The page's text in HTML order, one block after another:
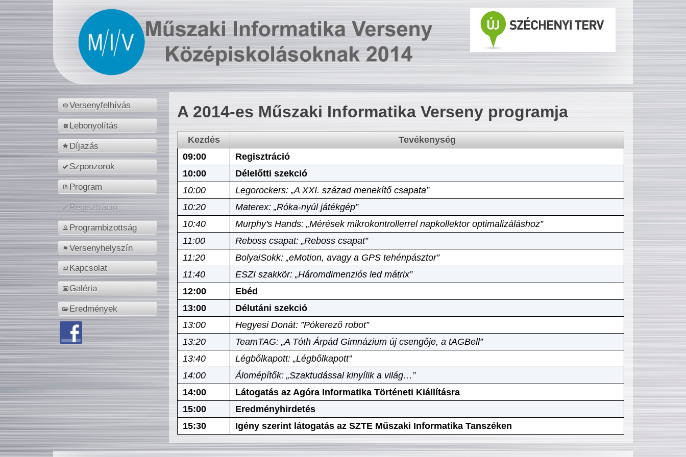
Versenyfelhívás
Lebonyolítás
Díjazás
Szponzorok
Program
Regisztráció
Programbizottság
Versenyhelyszín
Kapcsolat
Galéria
Eredmények
A 2014-es Műszaki Informatika Verseny programja
Kezdés
Tevékenység
09:00
Regisztráció
10:00
Délelőtti szekció
10:00
Legorockers: „A XXI. század menekítő csapata”
10:20
Materex: „Róka-nyúl játékgép”
10:40
Murphy's Hands: „Mérések mikrokontrollerrel napkollektor optimalizáláshoz”
11:00
Reboss csapat: „Reboss csapat”
11:20
BolyaiSokk: „eMotion, avagy a GPS tehénpásztor”
11:40
ESZI szakkör: „Háromdimenziós led mátrix”
12:00
Ebéd
13:00
Délutáni szekció
13:00
Hegyesi Donát: ”Pókerező robot”
13:20
TeamTAG: „A Tóth Árpád Gimnázium új csengője, a tAGBell”
13:40
Légbőlkapott: „Légbőlkapott”
14:00
Álomépítők: „Szaktudással kinyílik a világ…”
14:00
Látogatás az Agóra Informatika Történeti Kiállításra
15:00
Eredményhirdetés
15:30
Igény szerint látogatás az SZTE Műszaki Informatika Tanszéken